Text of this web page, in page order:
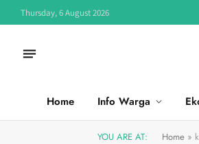
Thursday, 6 August 2026
Home Info Warga
YOU ARE AT: Home »